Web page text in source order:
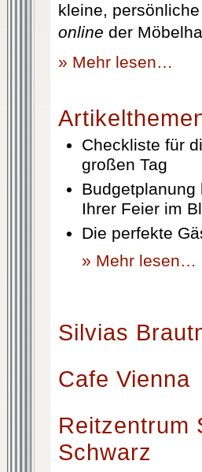
kleine,
online der
» Mehr lesen…
Checkliste für
großen Tag
Ihrer Feier im
Die perfekte
» Mehr lesen…
Silvias
Cafe Vienna
Reitzentrum
Schwarz